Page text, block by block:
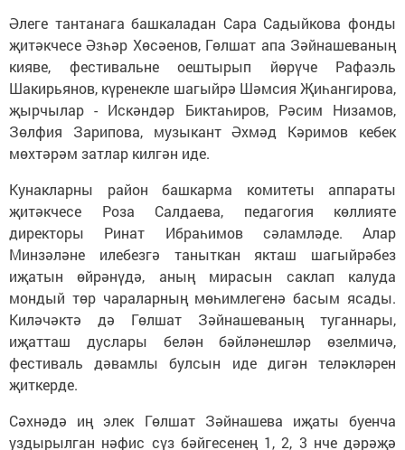
Әлеге тантанага башкаладан Сара Садыйкова фонды
җитәкчесе Әзһәр Хөсәенов, Гөлшат апа Зәйнашеваның
кияве, фестивальне оештырып йөрүче Рафаэль
Шакирьянов, күренекле шагыйрә Шәмсия Җиһангирова,
җырчылар - Искәндәр Биктаһиров, Рәсим Низамов,
Зөлфия Зарипова, музыкант Әхмәд Кәримов кебек
мөхтәрәм затлар килгән иде.
Кунакларны район башкарма комитеты аппараты
җитәкчесе Роза Салдаева, педагогия көллияте
директоры Ринат Ибраһимов сәламләде. Алар
Минзәләне илебезгә таныткан якташ шагыйрәбез
иҗатын өйрәнүдә, аның мирасын саклап калуда
мондый төр чараларның мөһимлегенә басым ясады.
Киләчәктә дә Гөлшат Зәйнашеваның туганнары,
иҗатташ дуслары белән бәйләнешләр өзелмичә,
фестиваль дәвамлы булсын иде дигән теләкләрен
җиткерде.
Сәхнәдә иң элек Гөлшат Зәйнашева иҗаты буенча
уздырылган нәфис сүз бәйгесенең 1, 2, 3 нче дәрәҗә